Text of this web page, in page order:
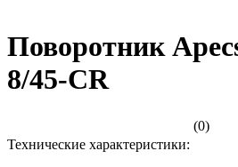
Поворотник
8/45-CR
(0)
Технические характеристики: